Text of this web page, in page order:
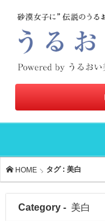
HOME タグ : 美白
Category - 美白